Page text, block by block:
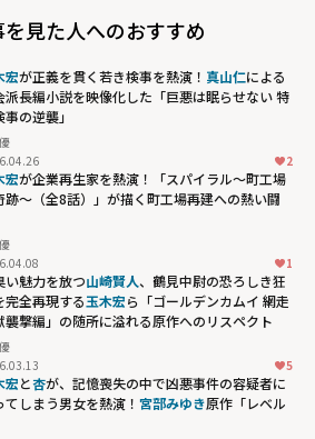
を見た人へのおすすめ
宏が正義を貫く若き検事を熱演！ 真山仁による
派長編小説を映像化した「巨悪は眠らせない 特
事の逆襲」
2
宏が企業再生家を熱演！「スパイラル〜町工場
跡〜（全8話）」が描く町工場再建への熱い闘
1
い魅力を放つ山崎賢人、鶴見中尉の恐ろしき狂
完全再現する玉木宏ら「ゴールデンカムイ 網走
襲撃編」の随所に溢れる原作へのリスペクト
5
宏と杏が、記憶喪失の中で凶悪事件の容疑者に
てしまう男女を熱演！ 宮部みゆき原作「レベル